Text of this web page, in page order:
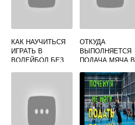
КАК НАУЧИТЬСЯ
ИГРАТЬ В
ВОЛЕЙБОЛ БЕЗ
ОТКУДА
ВЫПОЛНЯЕТСЯ
ПОДАЧА МЯЧА В
ЗА ЛИЦЕВОЙ
ЛИНИИ